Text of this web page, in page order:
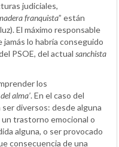
judiciales,
franquista” están
El máximo responsable
lo habría conseguido
PSOE, del actual sanchista
los
alma’. En el caso del
diversos: desde alguna
trastorno emocional o
alguna, o ser provocado
consecuencia de una